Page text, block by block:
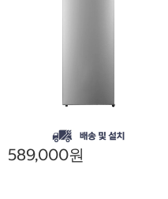
589,000원